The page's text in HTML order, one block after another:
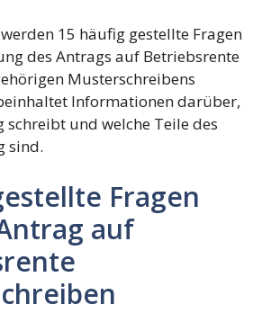
15 häufig gestellte Fragen
des Antrags auf Betriebsrente
Musterschreibens
Informationen darüber,
und welche Teile des
sind.
Fragen
auf